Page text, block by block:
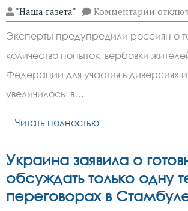
"Наша газета" Комментарии к
записи
ВСУ
и
СБУ
Эксперты предупредили россиян о
количество попыток вербовки
Федерации для участия в диверсиях
увеличилось в…
Читать полностью
Украина заявила о
обсуждать только одну
переговорах в